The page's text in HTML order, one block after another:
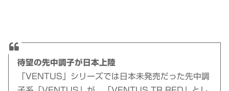
待望の先中調子が日本上陸
「VENTUS」シリーズでは日本未発売だった先中調